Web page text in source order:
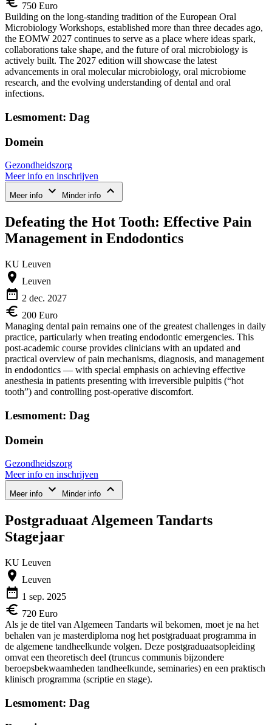
750 Euro
Building on the long-standing tradition of the European Oral
Microbiology Workshops, established more than three decades ago,
the EOMW 2027 continues to serve as a place where ideas spark,
collaborations take shape, and the future of oral microbiology is
actively built. The 2027 edition will showcase the latest
advancements in oral molecular microbiology, oral microbiome
research, and the evolving understanding of dental and oral
infections.
Lesmoment: Dag
Domein
Gezondheidszorg
Meer info en inschrijven
Meer info Minder info
Defeating the Hot Tooth: Effective Pain
Management in Endodontics
KU Leuven
Leuven
2 dec. 2027
200 Euro
Managing dental pain remains one of the greatest challenges in daily
practice, particularly when treating endodontic emergencies. This
post-academic course provides clinicians with an updated and
practical overview of pain mechanisms, diagnosis, and management
in endodontics — with special emphasis on achieving effective
anesthesia in patients presenting with irreversible pulpitis (“hot
tooth”) and controlling post-operative discomfort.
Lesmoment: Dag
Domein
Gezondheidszorg
Meer info en inschrijven
Meer info Minder info
Postgraduaat Algemeen Tandarts
Stagejaar
KU Leuven
Leuven
1 sep. 2025
720 Euro
Als je de titel van Algemeen Tandarts wil bekomen, moet je na het
behalen van je masterdiploma nog het postgraduaat programma in
de algemene tandheelkunde volgen. Deze postgraduaatsopleiding
omvat een theoretisch deel (truncus communis bijzondere
beroepsbekwaamheden tandheelkunde, seminaries) en een praktisch
klinisch programma (scriptie en stage).
Lesmoment: Dag